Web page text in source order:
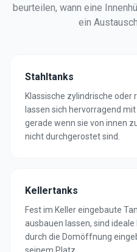
beurteilen, wann eine
ein
Stahltanks
Klassische zylindrische oder
lassen sich hervorragend
gerade wenn sie von innen
nicht durchgerostet sind.
Kellertanks
Fest im Keller eingebaute
ausbauen lassen, sind ideale
durch die Domöffnung